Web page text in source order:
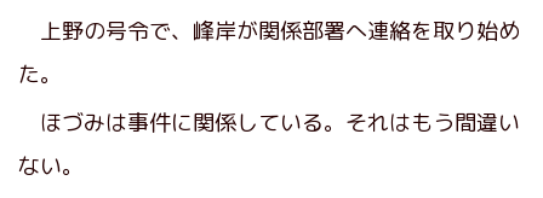
上野の号令で、峰岸が関係部署へ連絡を取り始め
た。
ほづみは事件に関係している。それはもう間違い
ない。